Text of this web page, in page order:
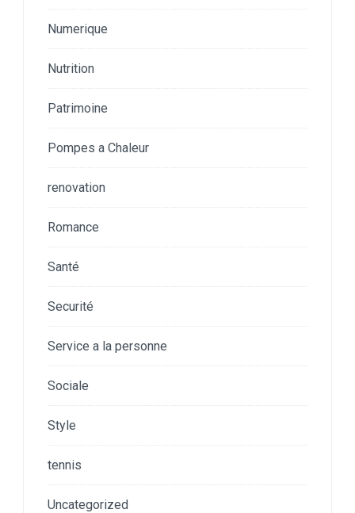
Numerique
Nutrition
Patrimoine
Pompes a Chaleur
renovation
Romance
Santé
Securité
Service a la personne
Sociale
Style
tennis
Uncategorized